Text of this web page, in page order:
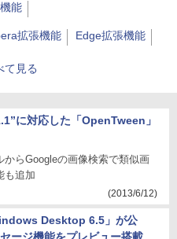
て見る
能
拡張機能 Edge拡張機能
に対応した「OpenTween」
からGoogleの画像検索で類似画
も追加
(2013/6/12)
Desktop 6.5」が公